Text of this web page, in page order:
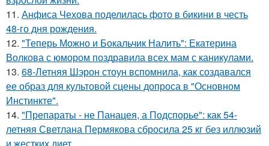
11. Анфиса Чехова поделилась фото в бикини в честь
48-го дня рождения.
12. "Теперь Можно и Бокальчик Налить": Екатерина
Волкова с юмором поздравила всех мам с каникулами.
13. 68-Летняя Шэрон стоун вспомнила, как создавался
ее образ для культовой сцены допроса в "Основном
Инстинкте".
14. "Препараты - не Панацея, а Подспорье": как 54-
летняя Светлана Пермякова сбросила 25 кг без иллюзий
и жестких диет.